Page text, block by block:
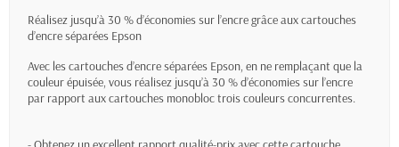
Réalisez jusqu’à 30 % d’économies sur l’encre grâce aux cartouches
d’encre séparées Epson
Avec les cartouches d’encre séparées Epson, en ne remplaçant que la
couleur épuisée, vous réalisez jusqu’à 30 % d’économies sur l’encre
par rapport aux cartouches monobloc trois couleurs concurrentes.